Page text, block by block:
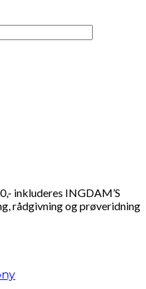
inkluderes INGDAM’S
rådgivning og prøveridning